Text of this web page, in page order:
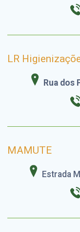
LR
Rua dos
MAMUTE
Estrada